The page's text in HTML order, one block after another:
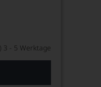
3 - 5 Werktage